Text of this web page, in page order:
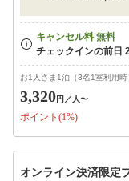
お1人さま1泊（3名1室利用時
3,320円 ／人〜
ポイント(1%)
オンライン決済限定